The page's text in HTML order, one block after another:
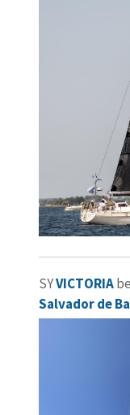
SYVICTORIA
Salvador de